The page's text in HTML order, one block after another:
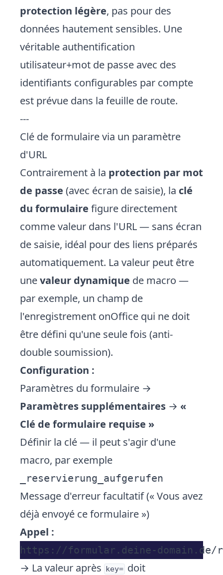
protection légère, pas pour des
données hautement sensibles. Une
véritable authentification
utilisateur+mot de passe avec des
identifiants configurables par compte
est prévue dans la feuille de route.
---
Clé de formulaire via un paramètre
d'URL
Contrairement à la protection par mot
de passe (avec écran de saisie), la clé
du formulaire figure directement
comme valeur dans l'URL — sans écran
de saisie, idéal pour des liens préparés
automatiquement. La valeur peut être
unevaleur dynamique de macro —
par exemple, un champ de
l'enregistrement onOffice qui ne doit
être défini qu'une seule fois (anti-
double soumission).
Configuration :
Paramètres du formulaire →
Paramètres supplémentaires → «
Clé de formulaire requise »
Définir la clé — il peut s'agir d'une
macro, par exemple
_reservierung_aufgerufen
Message d'erreur facultatif (« Vous avez
déjà envoyé ce formulaire »)
Appel :
→ La valeur après key= doit